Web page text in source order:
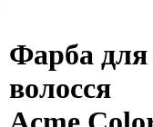
Фарба для
волосся